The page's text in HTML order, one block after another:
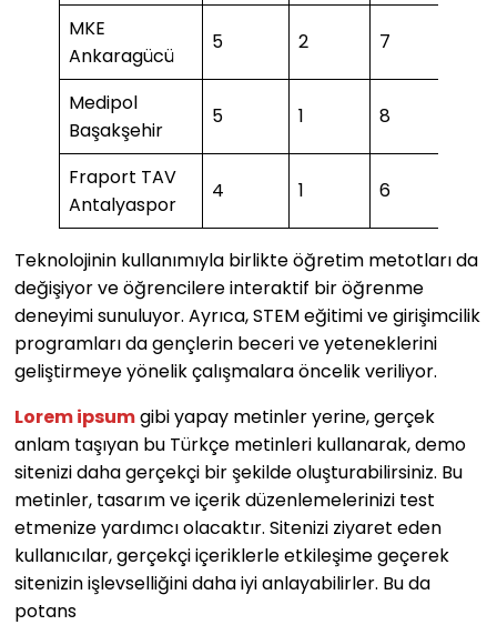
MKE
Ankaragücü
5 2 7
Medipol
Başakşehir
5 1 8
Fraport TAV
Antalyaspor
4 1 6
Teknolojinin kullanımıyla birlikte öğretim metotları da
değişiyor ve öğrencilere interaktif bir öğrenme
deneyimi sunuluyor. Ayrıca, STEM eğitimi ve girişimcilik
programları da gençlerin beceri ve yeteneklerini
geliştirmeye yönelik çalışmalara öncelik veriliyor.
Lorem ipsumgibi yapay metinler yerine, gerçek
anlam taşıyan bu Türkçe metinleri kullanarak, demo
sitenizi daha gerçekçi bir şekilde oluşturabilirsiniz. Bu
metinler, tasarım ve içerik düzenlemelerinizi test
etmenize yardımcı olacaktır. Sitenizi ziyaret eden
kullanıcılar, gerçekçi içeriklerle etkileşime geçerek
sitenizin işlevselliğini daha iyi anlayabilirler. Bu da
potans